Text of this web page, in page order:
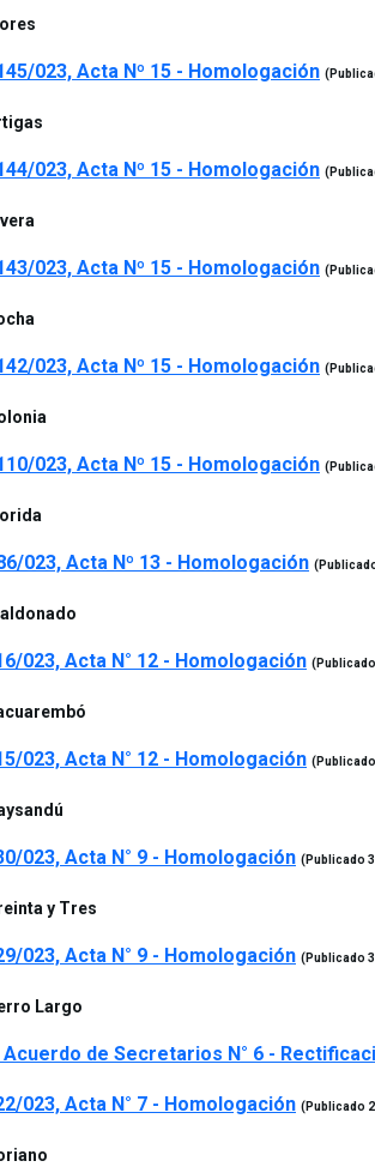
023, Acta Nº 15 - Homologación
023, Acta Nº 15 - Homologación
023, Acta Nº 15 - Homologación
023, Acta Nº 15 - Homologación
023, Acta Nº 15 - Homologación
023, Acta Nº 13 - Homologación
023, Acta N° 12 - Homologación
023, Acta N° 12 - Homologación
023, Acta N° 9 - Homologación (Publicado
y Tres
023, Acta N° 9 - Homologación (Publicado
Largo
Acuerdo de Secretarios N° 6 -
023, Acta N° 7 - Homologación (Publicado